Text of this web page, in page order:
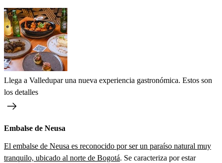
Llega a Valledupar una nueva experiencia gastronómica. Estos son
los detalles
Embalse de Neusa
El embalse de Neusa es reconocido por ser un paraíso natural muy
tranquilo, ubicado al norte de Bogotá. Se caracteriza por estar